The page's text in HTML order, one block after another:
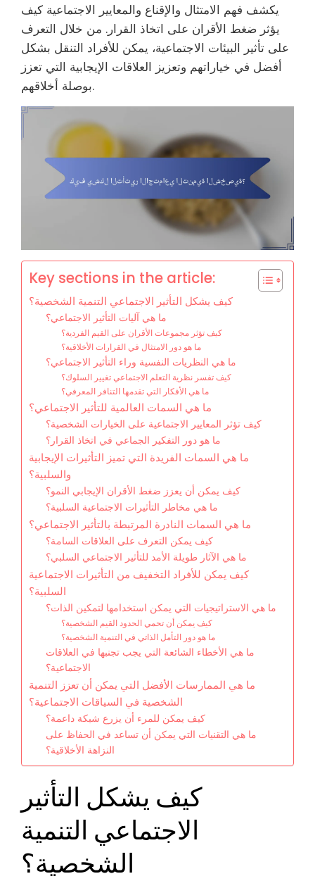
يكشف فهم الامتثال والإقناع والمعايير الاجتماعية كيف
يؤثر ضغط الأقران على اتخاذ القرار. من خلال التعرف
على تأثير البيئات الاجتماعية، يمكن للأفراد التنقل بشكل
أفضل في خياراتهم وتعزيز العلاقات الإيجابية التي تعزز
بوصلة أخلاقهم.
Key sections in the article:
كيف يشكل التأثير الاجتماعي التنمية الشخصية؟
ما هي آليات التأثير الاجتماعي؟
كيف تؤثر مجموعات الأقران على القيم الفردية؟
ما هو دور الامتثال في القرارات الأخلاقية؟
ما هي النظريات النفسية وراء التأثير الاجتماعي؟
كيف تفسر نظرية التعلم الاجتماعي تغيير السلوك؟
ما هي الأفكار التي تقدمها التنافر المعرفي؟
ما هي السمات العالمية للتأثير الاجتماعي؟
كيف تؤثر المعايير الاجتماعية على الخيارات الشخصية؟
ما هو دور التفكير الجماعي في اتخاذ القرار؟
ما هي السمات الفريدة التي تميز التأثيرات الإيجابية
والسلبية؟
كيف يمكن أن يعزز ضغط الأقران الإيجابي النمو؟
ما هي مخاطر التأثيرات الاجتماعية السلبية؟
ما هي السمات النادرة المرتبطة بالتأثير الاجتماعي؟
كيف يمكن التعرف على العلاقات السامة؟
ما هي الآثار طويلة الأمد للتأثير الاجتماعي السلبي؟
كيف يمكن للأفراد التخفيف من التأثيرات الاجتماعية
السلبية؟
ما هي الاستراتيجيات التي يمكن استخدامها لتمكين الذات؟
كيف يمكن أن تحمي الحدود القيم الشخصية؟
ما هو دور التأمل الذاتي في التنمية الشخصية؟
ما هي الأخطاء الشائعة التي يجب تجنبها في العلاقات
الاجتماعية؟
ما هي الممارسات الأفضل التي يمكن أن تعزز التنمية
الشخصية في السياقات الاجتماعية؟
كيف يمكن للمرء أن يزرع شبكة داعمة؟
ما هي التقنيات التي يمكن أن تساعد في الحفاظ على
النزاهة الأخلاقية؟
كيف يشكل التأثير
الاجتماعي التنمية
الشخصية؟